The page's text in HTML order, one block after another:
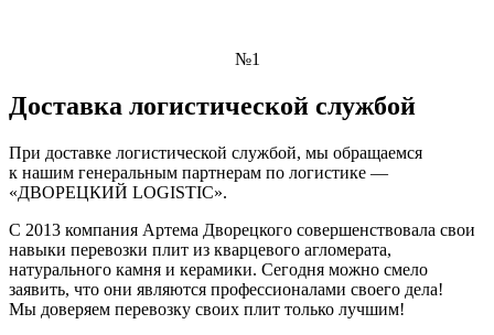
№1
Доставка логистической службой
При доставке логистической службой, мы обращаемся
к нашим генеральным партнерам по логистике —
«ДВОРЕЦКИЙ LOGISTIC».
С 2013 компания Артема Дворецкого совершенствовала свои
навыки перевозки плит из кварцевого агломерата,
натурального камня и керамики. Сегодня можно смело
заявить, что они являются профессионалами своего дела!
Мы доверяем перевозку своих плит только лучшим!